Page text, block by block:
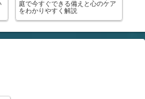
る方、必ず見てください！🚨｜車
中泊のマニュアル・避難所の場所